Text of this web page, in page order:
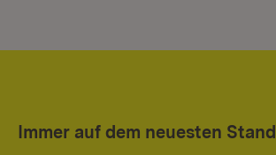
Immer auf dem neuesten Stand